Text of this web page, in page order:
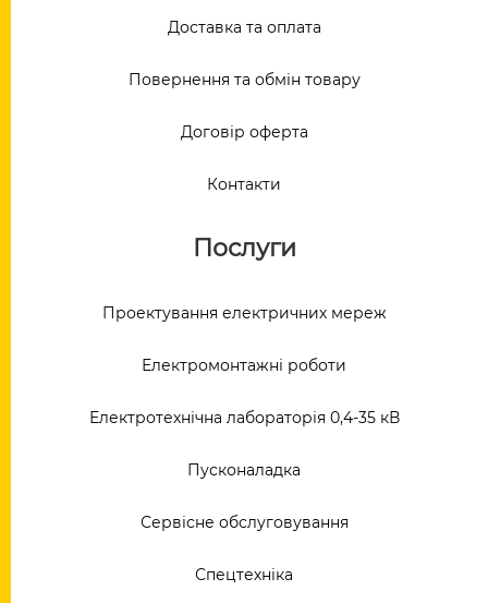
Доставка та оплата
Повернення та обмін товару
Договір оферта
Контакти
Послуги
Проектування електричних мереж
Електромонтажні роботи
Електротехнічна лабораторія 0,4-35 кВ
Пусконаладка
Сервісне обслуговування
Спецтехніка